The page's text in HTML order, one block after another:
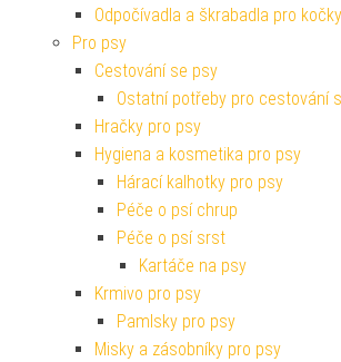
Odpočívadla a škrabadla pro kočky
Pro psy
Cestování se psy
Ostatní potřeby pro cestování
Hračky pro psy
Hygiena a kosmetika pro psy
Hárací kalhotky pro psy
Péče o psí chrup
Péče o psí srst
Kartáče na psy
Krmivo pro psy
Pamlsky pro psy
Misky a zásobníky pro psy